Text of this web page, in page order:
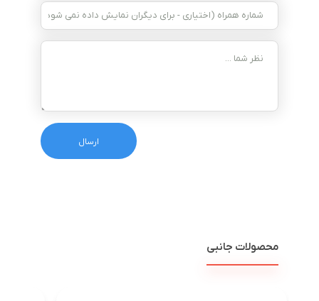
محصولات جانبی